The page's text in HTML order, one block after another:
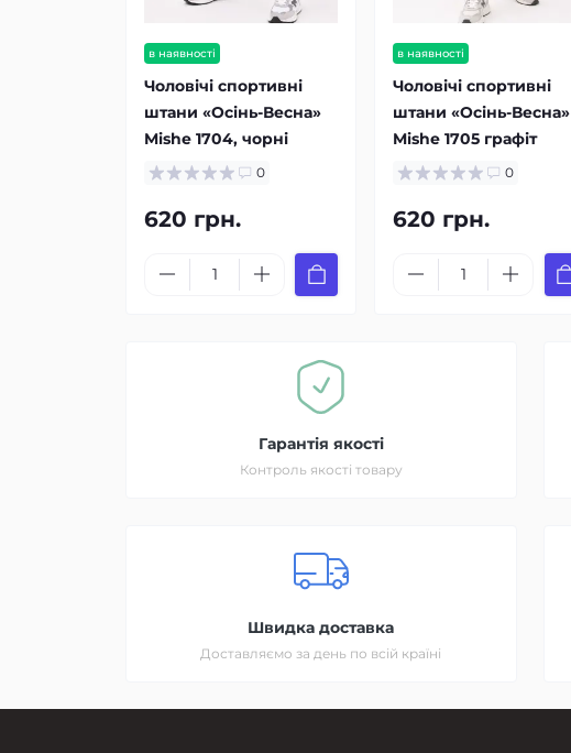
в наявності
Чоловічі спортивні
штани «Осінь-Весна»
Mishe 1704, чорні
0
620 грн.
в наявності
Чоловічі спортивні
штани «Осінь-Весна»
Mishe 1705 графіт
0
620 грн.
Гарантія якості
Контроль якості товару
Швидка доставка
Доставляємо за день по всій країні